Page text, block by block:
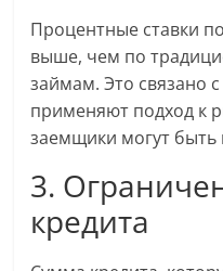
Процентные ставки
выше, чем по
займам. Это связано
применяют подход к
заемщики могут
3.
кредита